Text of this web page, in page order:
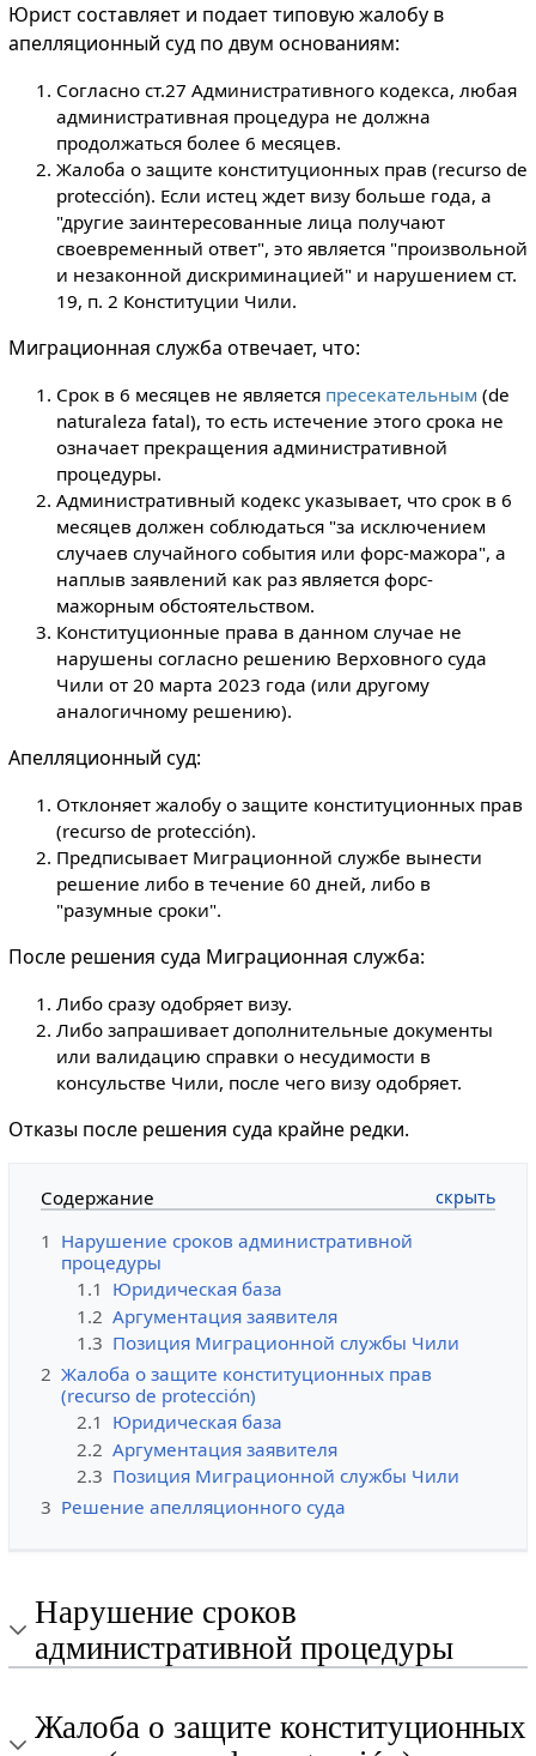
Юрист составляет и подает типовую жалобу в
апелляционный суд по двум основаниям:
Согласно ст.27 Административного кодекса, любая
административная процедура не должна
продолжаться более 6 месяцев.
Жалоба о защите конституционных прав (recurso de
protección). Если истец ждет визу больше года, а
"другие заинтересованные лица получают
своевременный ответ", это является "произвольной
и незаконной дискриминацией" и нарушением ст.
19, п. 2 Конституции Чили.
Миграционная служба отвечает, что:
Срок в 6 месяцев не является пресекательным (de
naturaleza fatal), то есть истечение этого срока не
означает прекращения административной
процедуры.
Административный кодекс указывает, что срок в 6
месяцев должен соблюдаться "за исключением
случаев случайного события или форс-мажора", а
наплыв заявлений как раз является форс-
мажорным обстоятельством.
Конституционные права в данном случае не
нарушены согласно решению Верховного суда
Чили от 20 марта 2023 года (или другому
аналогичному решению).
Апелляционный суд:
Отклоняет жалобу о защите конституционных прав
(recurso de protección).
Предписывает Миграционной службе вынести
решение либо в течение 60 дней, либо в
"разумные сроки".
После решения суда Миграционная служба:
Либо сразу одобряет визу.
Либо запрашивает дополнительные документы
или валидацию справки о несудимости в
консульстве Чили, после чего визу одобряет.
Отказы после решения суда крайне редки.
Содержание
1 Нарушение сроков административной
процедуры
1.1 Юридическая база
1.2 Аргументация заявителя
1.3 Позиция Миграционной службы Чили
2 Жалоба о защите конституционных прав
(recurso de protección)
2.1 Юридическая база
2.2 Аргументация заявителя
2.3 Позиция Миграционной службы Чили
3 Решение апелляционного суда
Нарушение сроков
административной процедуры
Жалоба о защите конституционных